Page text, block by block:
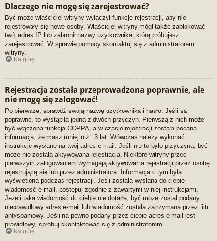
Dlaczego nie mogę się zarejestrować?
Być może właściciel witryny wyłączył funkcję rejestracji, aby nie
rejestrowały się nowe osoby. Właściciel witryny mógł także zablokować
twój adres IP lub zabronił nazwy użytkownika, którą próbujesz
zarejestrować. W sprawie pomocy skontaktuj się z administratorem
witryny.
Na górę
Rejestracja została przeprowadzona poprawnie, ale
nie mogę się zalogować!
Po pierwsze, sprawdź swoją nazwę użytkownika i hasło. Jeśli są
poprawne, to wystąpiła jedna z dwóch przyczyn. Pierwszą z nich może
być włączona funkcja COPPA, a w czasie rejestracji została podana
informacja, że masz mniej niż 13 lat. Wówczas należy wykonać
instrukcje wysłane na twój adres e-mail. Jeśli nie to było przyczyną, być
może nie została aktywowana rejestracja. Niektóre witryny przed
pierwszym zalogowaniem wymagają aktywowania rejestracji przez osobę
rejestrującą się lub przez administratora. Informacja o tym była
wyświetlona podczas rejestracji. Jeśli została wysłana do ciebie
wiadomość e-mail, postępuj zgodnie z zawartymi w niej instrukcjami.
Jeżeli taka wiadomość do ciebie nie dotarła, być może został podany
nieprawidłowy adres e-mail lub wiadomość została zatrzymana przez filtr
antyspamowy. Jeśli na pewno podany przez ciebie adres e-mail jest
prawidłowy, spróbuj skontaktować się z administratorem.
Na górę